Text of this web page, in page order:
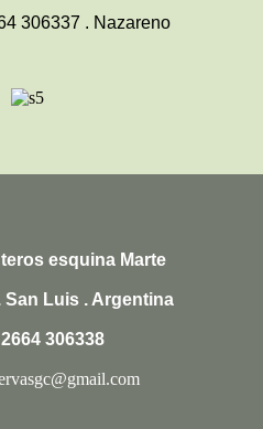
306337 . Nazareno
esquina Marte
San Luis . Argentina
306338